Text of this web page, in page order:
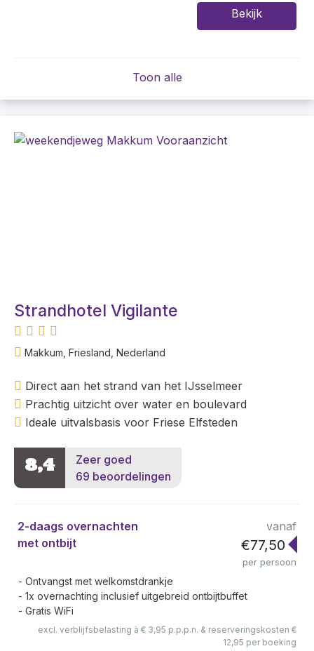
Bekijk
Toon alle
Strandhotel Vigilante
Makkum, Friesland, Nederland
Direct aan het strand van het IJsselmeer
Prachtig uitzicht over water en boulevard
Ideale uitvalsbasis voor Friese Elfsteden
8,4
Zeer goed
69 beoordelingen
2-daags overnachten
met ontbijt
vanaf
€77,50
per persoon
Ontvangst met welkomstdrankje
1x overnachting inclusief uitgebreid ontbijtbuffet
Gratis WiFi
excl. verblijfsbelasting à € 3,95 p.p.p.n. & reserveringskosten €
12,95 per boeking